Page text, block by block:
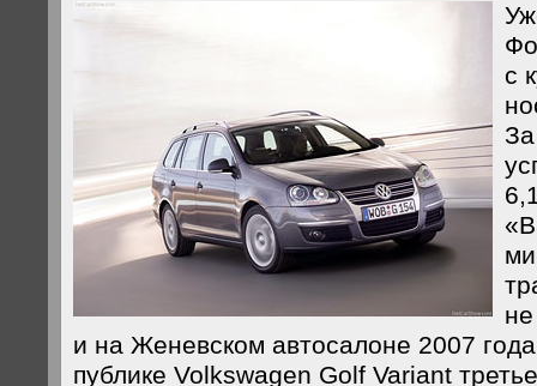
с
и на Женевском автосалоне 2007
публике Volkswagen Golf Variant